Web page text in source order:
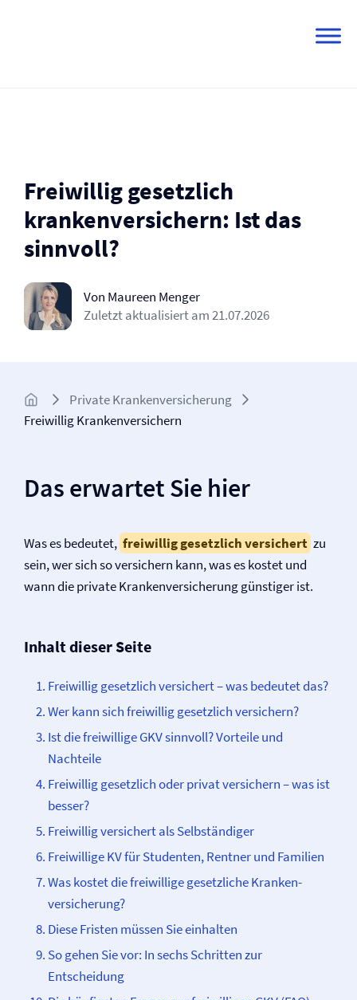
Freiwillig gesetzlich
krankenversichern: Ist das
sinnvoll?
Von Maureen Menger
Zuletzt aktualisiert am21.07.2026
Private Kranken­­versicherung
Freiwillig Krankenversichern
Das erwartet Sie hier
Was es bedeutet, freiwillig gesetzlich versichert zu
sein, wer sich so versichern kann, was es kostet und
wann die private Kranken­versicherung günstiger ist.
Inhalt dieser Seite
Freiwillig gesetzlich versichert – was bedeutet das?
Wer kann sich freiwillig gesetzlich versichern?
Ist die freiwillige GKV sinnvoll? Vorteile und
Nachteile
Freiwillig gesetzlich oder privat versichern – was ist
besser?
Freiwillig versichert als Selbständiger
Freiwillige KV für Studenten, Rentner und Familien
Was kostet die freiwillige gesetzliche Kranken­­
versicherung?
Diese Fristen müssen Sie einhalten
So gehen Sie vor: In sechs Schritten zur
Entscheidung